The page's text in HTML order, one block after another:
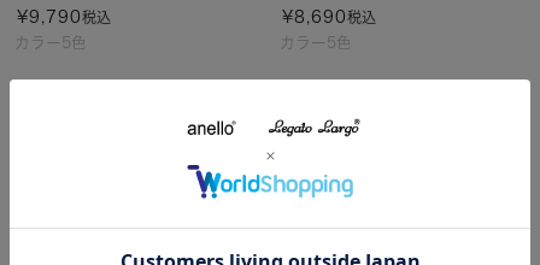
カラー5色
¥9,790税込
カラー5色
¥8,690税込